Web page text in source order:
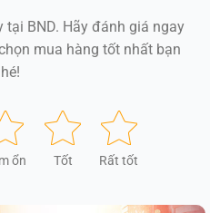
BND. Hãy đánh giá ngay
mua hàng tốt nhất bạn
ổn Tốt Rất tốt